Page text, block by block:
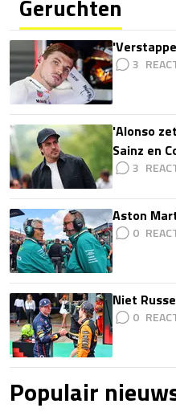
Geruchten
3
'Alonso
Sainz en
3
Aston
0
Niet
0
Populair